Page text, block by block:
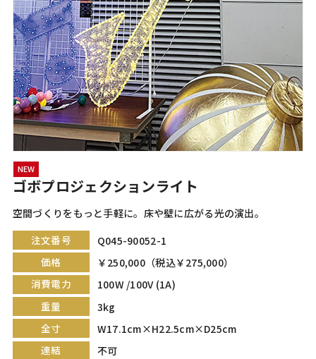
NEW
ゴボプロジェクションライト
空間づくりをもっと手軽に。床や壁に広がる光の演出。
注文番号
Q045-90052-1
価格
￥250,000（税込￥275,000）
消費電力
100W /100V (1A)
重量
3kg
全寸
W17.1cm×H22.5cm×D25cm
連結
不可